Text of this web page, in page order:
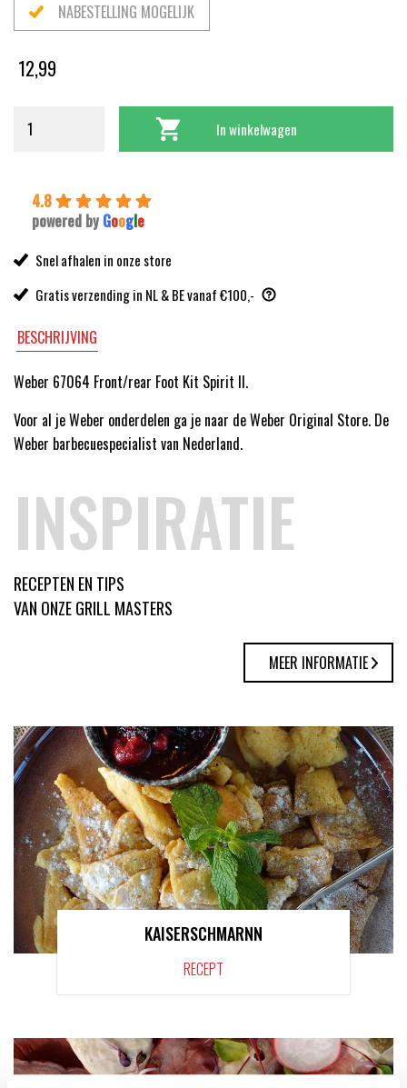
NABESTELLING MOGELIJK
12,99
In winkelwagen
4.8
powered by Google
Snel afhalen in onze store
Gratis verzending in NL & BE vanaf €100,-
BESCHRIJVING
Weber 67064 Front/rear Foot Kit Spirit II.
Voor al je Weber onderdelen ga je naar de Weber Original Store. De
Weber barbecuespecialist van Nederland.
INSPIRATIE
RECEPTEN EN TIPS
VAN ONZE GRILL MASTERS
MEER INFORMATIE
KAISERSCHMARNN
RECEPT